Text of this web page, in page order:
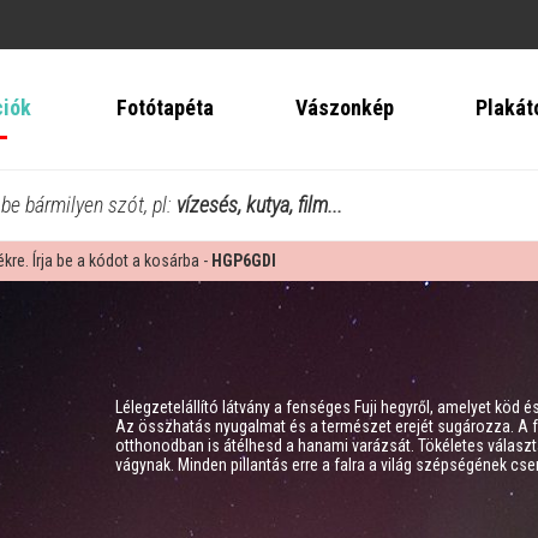
Fotótapéta Vászonkép
bármilyen szót, pl: vízesés, kutya, film...
Írja be a kódot a kosárba - HGP6GDI
Lélegzetelállító látvány a fenséges Fuji hegyről, amelyet köd
Az összhatás nyugalmat és a természet erejét sugározza.
otthonodban is átélhesd a hanami varázsát. Tökéletes
vágynak. Minden pillantás erre a falra a világ szépségének